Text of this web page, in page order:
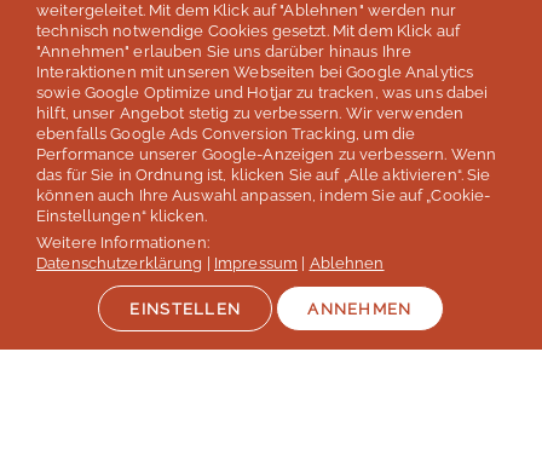
Top 5
der deutschen Sprachreisenveranstalter
laut Studie „Berufliche Weiterbildung 2026” des SZ Instituts
derSüddeutschen Zeitung
Mehr erfahren
Auszeichnungen & Mitgliedschaften
weitergeleitet. Mit dem Klick auf "Ablehnen" werden nur
technisch notwendige Cookies gesetzt. Mit dem Klick auf
"Annehmen" erlauben Sie uns darüber hinaus Ihre
Interaktionen mit unseren Webseiten bei Google Analytics
sowie Google Optimize und Hotjar zu tracken, was uns dabei
hilft, unser Angebot stetig zu verbessern. Wir verwenden
ebenfalls Google Ads Conversion Tracking, um die
Performance unserer Google-Anzeigen zu verbessern. Wenn
das für Sie in Ordnung ist, klicken Sie auf „Alle aktivieren“. Sie
können auch Ihre Auswahl anpassen, indem Sie auf „Cookie-
Einstellungen“ klicken.
Weitere Informationen:
Datenschutzerklärung
Impressum Ablehnen
EINSTELLEN ANNEHMEN